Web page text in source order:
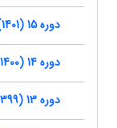
دوره 15 (1401)
دوره 14 (1400)
دوره 13 (1399)